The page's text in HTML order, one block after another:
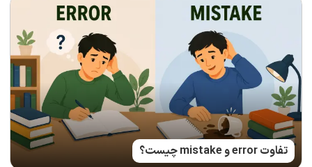
تفاوت error و mistake چیست؟